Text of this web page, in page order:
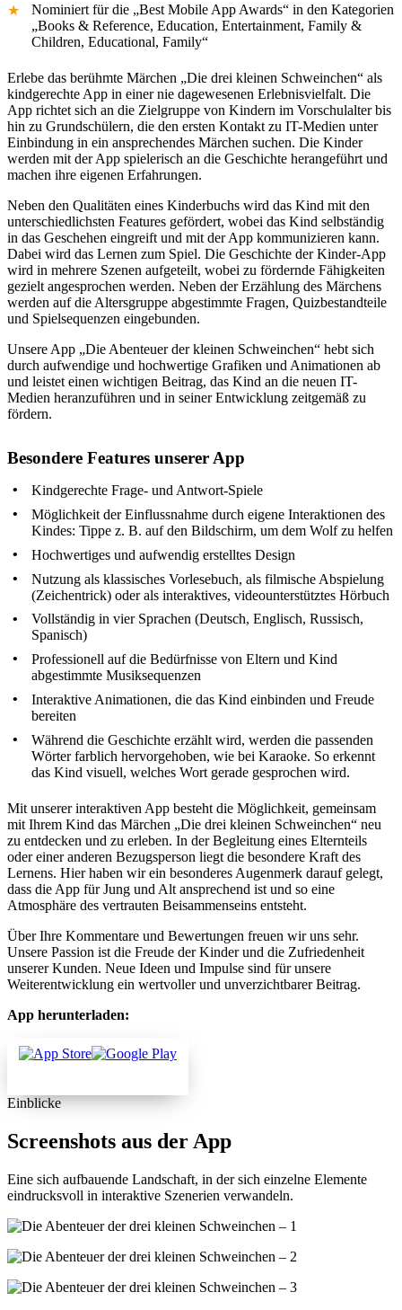
Nominiert für die „Best Mobile App Awards“ in den Kategorien
„Books & Reference, Education, Entertainment, Family &
Children, Educational, Family“
Erlebe das berühmte Märchen „Die drei kleinen Schweinchen“ als
kindgerechte App in einer nie dagewesenen Erlebnisvielfalt. Die
App richtet sich an die Zielgruppe von Kindern im Vorschulalter bis
hin zu Grundschülern, die den ersten Kontakt zu IT-Medien unter
Einbindung in ein ansprechendes Märchen suchen. Die Kinder
werden mit der App spielerisch an die Geschichte herangeführt und
machen ihre eigenen Erfahrungen.
Neben den Qualitäten eines Kinderbuchs wird das Kind mit den
unterschiedlichsten Features gefördert, wobei das Kind selbständig
in das Geschehen eingreift und mit der App kommunizieren kann.
Dabei wird das Lernen zum Spiel. Die Geschichte der Kinder-App
wird in mehrere Szenen aufgeteilt, wobei zu fördernde Fähigkeiten
gezielt angesprochen werden. Neben der Erzählung des Märchens
werden auf die Altersgruppe abgestimmte Fragen, Quizbestandteile
und Spielsequenzen eingebunden.
Unsere App „Die Abenteuer der kleinen Schweinchen“ hebt sich
durch aufwendige und hochwertige Grafiken und Animationen ab
und leistet einen wichtigen Beitrag, das Kind an die neuen IT-
Medien heranzuführen und in seiner Entwicklung zeitgemäß zu
fördern.
Besondere Features unserer App
Kindgerechte Frage- und Antwort-Spiele
Möglichkeit der Einflussnahme durch eigene Interaktionen des
Kindes: Tippe z. B. auf den Bildschirm, um dem Wolf zu helfen
Hochwertiges und aufwendig erstelltes Design
Nutzung als klassisches Vorlesebuch, als filmische Abspielung
(Zeichentrick) oder als interaktives, videounterstütztes Hörbuch
Vollständig in vier Sprachen (Deutsch, Englisch, Russisch,
Spanisch)
Professionell auf die Bedürfnisse von Eltern und Kind
abgestimmte Musiksequenzen
Interaktive Animationen, die das Kind einbinden und Freude
bereiten
Während die Geschichte erzählt wird, werden die passenden
Wörter farblich hervorgehoben, wie bei Karaoke. So erkennt
das Kind visuell, welches Wort gerade gesprochen wird.
Mit unserer interaktiven App besteht die Möglichkeit, gemeinsam
mit Ihrem Kind das Märchen „Die drei kleinen Schweinchen“ neu
zu entdecken und zu erleben. In der Begleitung eines Elternteils
oder einer anderen Bezugsperson liegt die besondere Kraft des
Lernens. Hier haben wir ein besonderes Augenmerk darauf gelegt,
dass die App für Jung und Alt ansprechend ist und so eine
Atmosphäre des vertrauten Beisammenseins entsteht.
Über Ihre Kommentare und Bewertungen freuen wir uns sehr.
Unsere Passion ist die Freude der Kinder und die Zufriedenheit
unserer Kunden. Neue Ideen und Impulse sind für unsere
Weiterentwicklung ein wertvoller und unverzichtbarer Beitrag.
App herunterladen:
Einblicke
Screenshots aus der App
Eine sich aufbauende Landschaft, in der sich einzelne Elemente
eindrucksvoll in interaktive Szenerien verwandeln.